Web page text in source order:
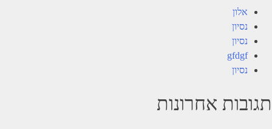
אלון
נסיון
נסיון
gfdgf
נסיון
תגובות אחרונות